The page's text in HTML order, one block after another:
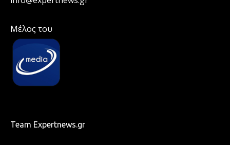
Μέλος του
Team Expertnews.gr